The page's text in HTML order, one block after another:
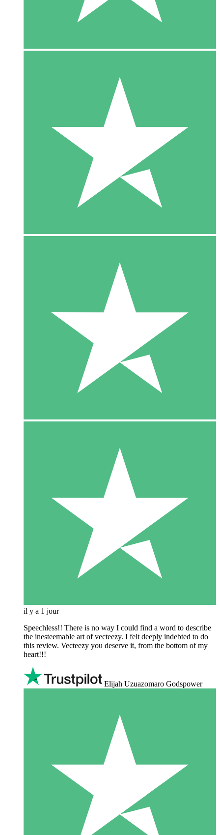
il y a 1 jour
Speechless!! There is no way I could find a word to describe
the inesteemable art of vecteezy. I felt deeply indebted to do
this review. Vecteezy you deserve it, from the bottom of my
heart!!!
Elijah Uzuazomaro Godspower